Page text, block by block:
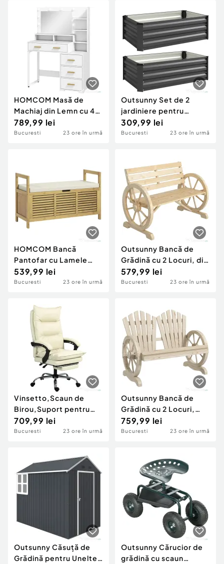
HOMCOM Masă de
Machiaj din Lemn cu 4
Sertare, 6 Rafturi
Deschise și Oglindă,
789,99 lei
Bucuresti 23 ore în urmă
Outsunny Set de 2
jardiniere pentru
grădină cu fund
deschis, din oțel
309,99 lei
Bucuresti 23 ore în urmă
HOMCOM Bancă
Pantofar cu Lamele
pentru Hol, Design
Rabatabil, din Lemn de
539,99 lei
Bucuresti 23 ore în urmă
Outsunny Bancă de
Grădină cu 2 Locuri, din
Lamele cu Mânere în
Formă de Roată de
Culoare Lemn
579,99 lei
Bucuresti 23 ore în urmă
Vinsetto,Scaun de
Birou,Suport pentru
Picioare,PU, Metal,66 x
72 x 122-130 cm,Bej
709,99 lei
Bucuresti 23 ore în urmă
Outsunny Bancă de
Grădină cu 2 Locuri,
Cotiere în Formă de
Roată, Bancă de
Patio și Curte,
108x66x95 cm, Culoare
Lemn
759,99 lei
Bucuresti 23 ore în urmă
Outsunny Căsuță de
Grădină pentru Unelte,
Outsunny Cărucior de
grădină cu scaun